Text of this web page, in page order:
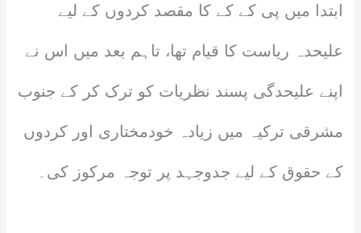
ابتدا میں پی کے کے کا مقصد کردوں کے لیے
علیحدہ ریاست کا قیام تھا، تاہم بعد میں اس نے
اپنے علیحدگی پسند نظریات کو ترک کر کے جنوب
مشرقی ترکیہ میں زیادہ خودمختاری اور کردوں
کے حقوق کے لیے جدوجہد پر توجہ مرکوز کی۔